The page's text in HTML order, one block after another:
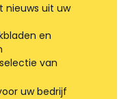
nieuws uit uw
en
van
uw bedrijf